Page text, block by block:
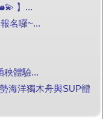
】...
名囉~...
秧體驗...
海洋獨木舟與SUP體